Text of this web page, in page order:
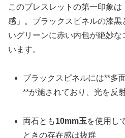
このブレスレットの第一印象
感」。ブラックスピネルの漆
いグリーンに赤い内包が絶妙
います。
ブラックスピネルには**多
**が施されており、光を反
両石とも10mm玉を使用し
ときの存在感は抜群